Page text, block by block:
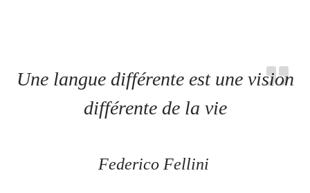
Une langue différente est une vision
différente de la vie
Federico Fellini